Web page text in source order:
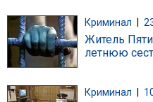
Криминал
Житель
летнюю
Криминал